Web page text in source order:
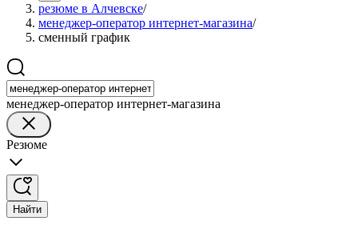
резюме в Алчевске/
менеджер-оператор интернет-магазина/
сменный график
менеджер-оператор интернет-магазина
Резюме
Найти